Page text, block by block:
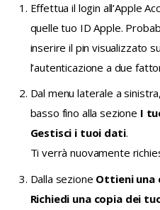
Effettua il login all’Apple
quelle tuo ID Apple.
inserire il pin visualizzato
l’autenticazione a due
Dal menu laterale a
basso fino alla sezione I
Gestisci i tuoi dati.
Ti verrà nuovamente
Dalla sezione Ottieni una
Richiedi una copia dei